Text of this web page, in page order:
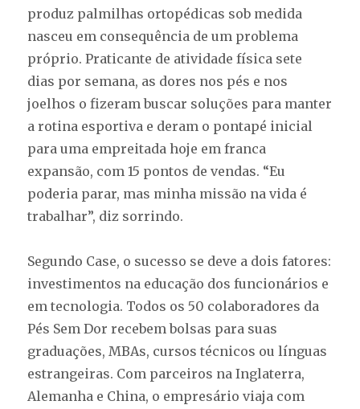
produz palmilhas ortopédicas sob medida
nasceu em consequência de um problema
próprio. Praticante de atividade física sete
dias por semana, as dores nos pés e nos
joelhos o fizeram buscar soluções para manter
a rotina esportiva e deram o pontapé inicial
para uma empreitada hoje em franca
expansão, com 15 pontos de vendas. “Eu
poderia parar, mas minha missão na vida é
trabalhar”, diz sorrindo.
Segundo Case, o sucesso se deve a dois fatores:
investimentos na educação dos funcionários e
em tecnologia. Todos os 50 colaboradores da
Pés Sem Dor recebem bolsas para suas
graduações, MBAs, cursos técnicos ou línguas
estrangeiras. Com parceiros na Inglaterra,
Alemanha e China, o empresário viaja com